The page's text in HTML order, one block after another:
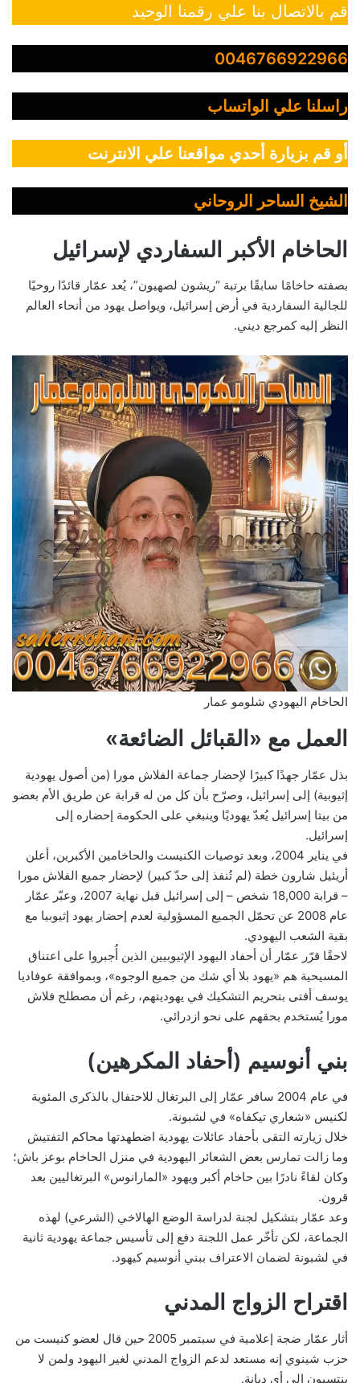
قم بالاتصال بنا علي رقمنا الوحيد
0046766922966
راسلنا علي الواتساب
أو قم بزيارة أحدي مواقعنا علي الانترنت
الشيخ الساحر الروحاني
الحاخام الأكبر السفاردي لإسرائيل
بصفته حاخامًا سابقًا برتبة “ريشون لصهيون”، يُعد عمّار قائدًا روحيًا
للجالية السفاردية في أرض إسرائيل، ويواصل يهود من أنحاء العالم
النظر إليه كمرجع ديني.
الحاخام اليهودي شلومو عمار
العمل مع «القبائل الضائعة»
بذل عمّار جهدًا كبيرًا لإحضار جماعة الفلاش مورا (من أصول يهودية
إثيوبية) إلى إسرائيل، وصرّح بأن كل من له قرابة عن طريق الأم بعضو
من بيتا إسرائيل يُعدّ يهوديًا وينبغي على الحكومة إحضاره إلى
إسرائيل.
في يناير 2004، وبعد توصيات الكنيست والحاخامين الأكبرين، أعلن
أريئيل شارون خطة (لم تُنفذ إلى حدّ كبير) لإحضار جميع الفلاش مورا
– قرابة 18,000 شخص – إلى إسرائيل قبل نهاية 2007، وعبّر عمّار
عام 2008 عن تحمّل الجميع المسؤولية لعدم إحضار يهود إثيوبيا مع
بقية الشعب اليهودي.
لاحقًا قرّر عمّار أن أحفاد اليهود الإثيوبيين الذين أُجبروا على اعتناق
المسيحية هم «يهود بلا أي شك من جميع الوجوه»، وبموافقة عوفاديا
يوسف أفتى بتحريم التشكيك في يهوديتهم، رغم أن مصطلح فلاش
مورا يُستخدم بحقهم على نحو ازدرائي.
بني أنوسيم (أحفاد المكرهين)
في عام 2004 سافر عمّار إلى البرتغال للاحتفال بالذكرى المئوية
لكنيس «شعاري تيكفاه» في لشبونة.
خلال زيارته التقى بأحفاد عائلات يهودية اضطهدتها محاكم التفتيش
وما زالت تمارس بعض الشعائر اليهودية في منزل الحاخام بوعز باش؛
وكان لقاءً نادرًا بين حاخام أكبر ويهود «المارانوس» البرتغاليين بعد
قرون.
وعد عمّار بتشكيل لجنة لدراسة الوضع الهالاخي (الشرعي) لهذه
الجماعة، لكن تأخّر عمل اللجنة دفع إلى تأسيس جماعة يهودية ثانية
في لشبونة لضمان الاعتراف ببني أنوسيم كيهود.
اقتراح الزواج المدني
أثار عمّار ضجة إعلامية في سبتمبر 2005 حين قال لعضو كنيست من
حزب شينوي إنه مستعد لدعم الزواج المدني لغير اليهود ولمن لا
ينتسبون إلى أي ديانة.